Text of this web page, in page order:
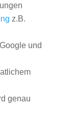
z.B.
Google und
genau